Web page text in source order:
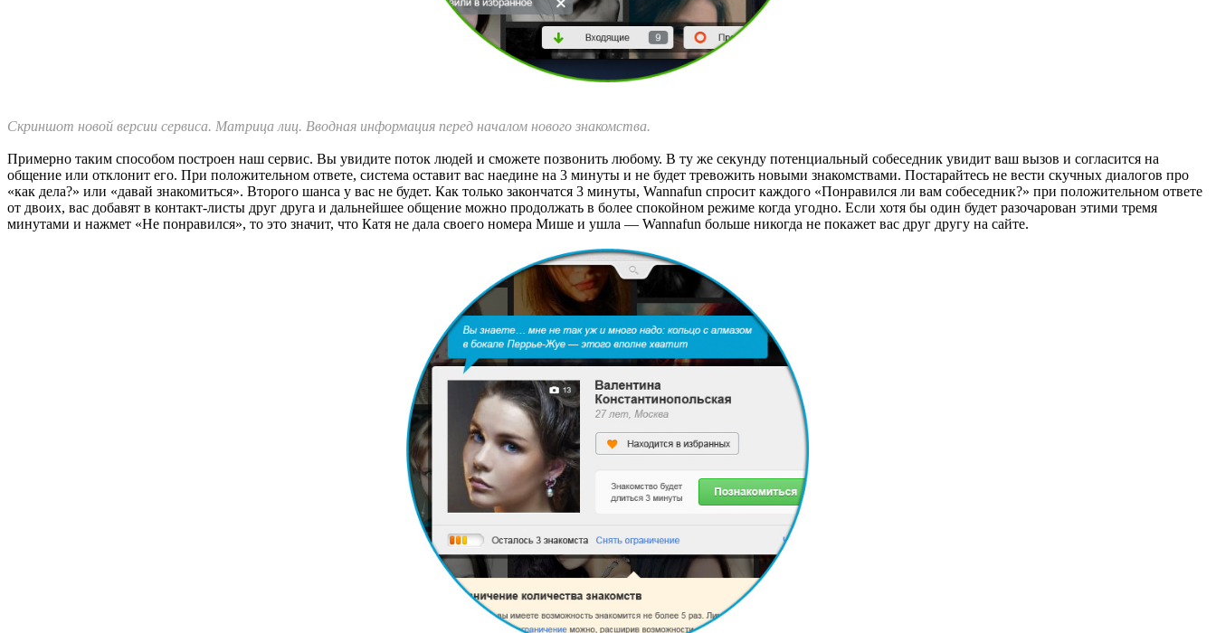
Скриншот новой версии сервиса. Матрица лиц. Вводная информация перед началом нового знакомства.
Примерно таким способом построен наш сервис. Вы увидите поток людей и сможете позвонить любому. В ту же секунду потенциальный собеседник увидит ваш вызов и согласится на
общение или отклонит его. При положительном ответе, система оставит вас наедине на 3 минуты и не будет тревожить новыми знакомствами. Постарайтесь не вести скучных диалогов про
«как дела?» или «давай знакомиться». Второго шанса у вас не будет. Как только закончатся 3 минуты, Wannafun спросит каждого «Понравился ли вам собеседник?» при положительном ответе
от двоих, вас добавят в контакт-листы друг друга и дальнейшее общение можно продолжать в более спокойном режиме когда угодно. Если хотя бы один будет разочарован этими тремя
минутами и нажмет «Не понравился», то это значит, что Катя не дала своего номера Мише и ушла — Wannafun больше никогда не покажет вас друг другу на сайте.